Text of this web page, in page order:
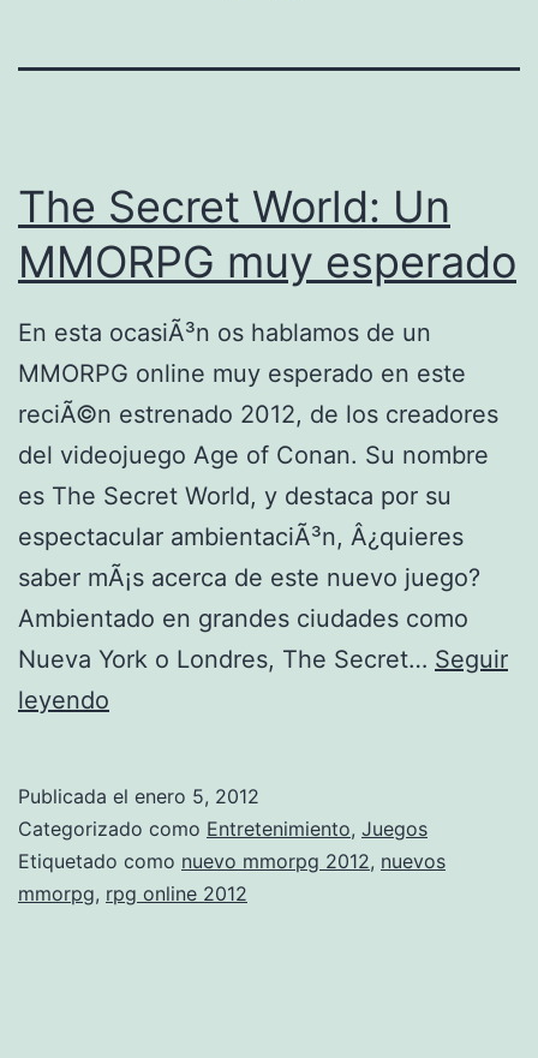
The Secret World: Un
MMORPG muy esperado
En esta ocasiÃ³n os hablamos de un
MMORPG online muy esperado en este
reciÃ©n estrenado 2012, de los creadores
del videojuego Age of Conan. Su nombre
es The Secret World, y destaca por su
espectacular ambientaciÃ³n, Â¿quieres
saber mÃ¡s acerca de este nuevo juego?
Ambientado en grandes ciudades como
Nueva York o Londres, The Secret… Seguir
leyendo
S
e
c
Publicada el enero 5, 2012
Categorizado como Entretenimiento, Juegos
Etiquetado como nuevo mmorpg 2012, nuevos
mmorpg, rpg online 2012